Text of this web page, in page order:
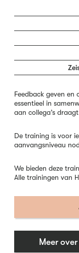
Feedback geven en
essentieel in
aan collega’s
De training is voor
aanvangsniveau
We bieden deze
Alle trainingen van
Meer